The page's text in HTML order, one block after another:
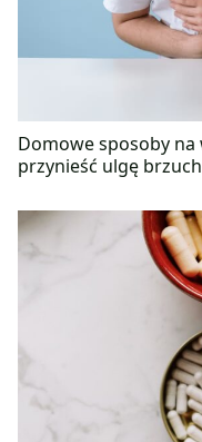
Domowe sposoby na
przynieść ulgę